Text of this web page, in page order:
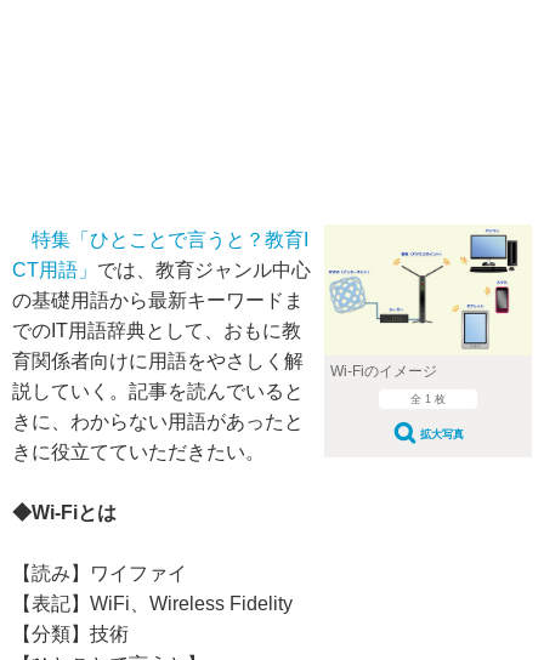
Wi-Fiのイメージ
全 1 枚
拡大写真
特集「ひとことで言うと？教育I
CT用語」 では、教育ジャンル中心
の基礎用語から最新キーワードま
でのIT用語辞典として、おもに教
育関係者向けに用語をやさしく解
説していく。記事を読んでいると
きに、わからない用語があったと
きに役立てていただきたい。
◆Wi-Fiとは
【読み】ワイファイ
【表記】WiFi、Wireless Fidelity
【分類】技術